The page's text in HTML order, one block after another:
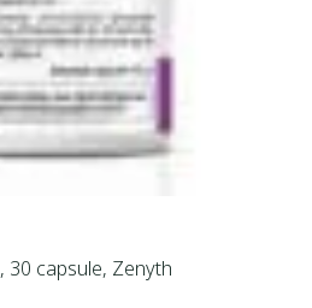
30 capsule, Zenyth